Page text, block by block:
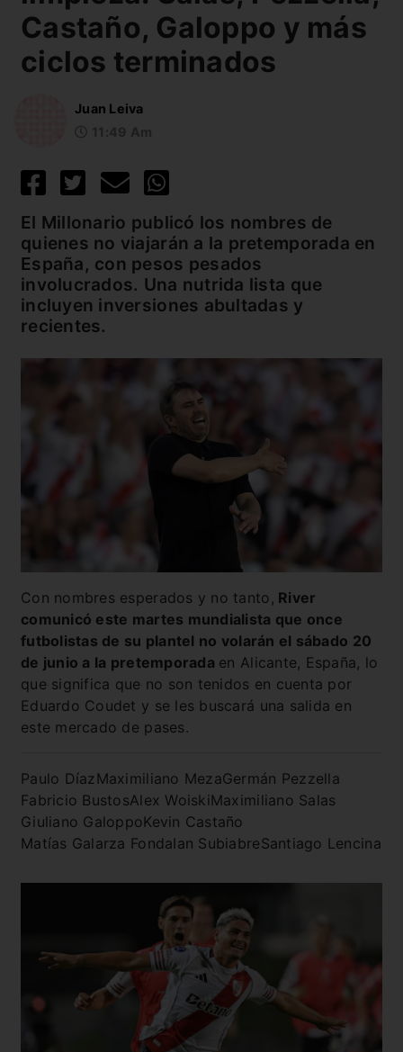
Castaño, Galoppo y más
ciclos terminados
Juan Leiva
El Millonario publicó los nombres de
quienes no viajarán a la pretemporada en
España, con pesos pesados
involucrados. Una nutrida lista que
incluyen inversiones abultadas y
recientes.
Con nombres esperados y no tanto, River
comunicó este martes mundialista que once
futbolistas de su plantel no volarán el sábado 20
de junio a la pretemporada en Alicante, España, lo
que significa que no son tenidos en cuenta por
Eduardo Coudet y se les buscará una salida en
este mercado de pases.
Paulo Díaz Maximiliano MezaGermán Pezzella
Fabricio BustosAlex WoiskiMaximiliano Salas
Giuliano GaloppoKevin Castaño
Matías Galarza FondaIan SubiabreSantiago Lencina